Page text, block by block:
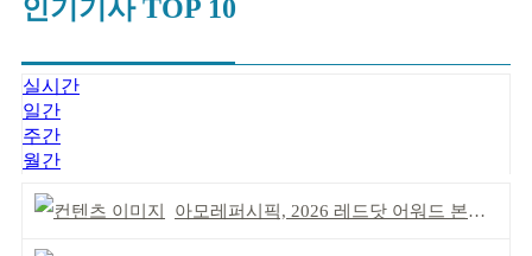
인기기사 TOP 10
실시간
일간
주간
월간
아모레퍼시픽, 2026 레드닷 어워드 본상 2개 수상